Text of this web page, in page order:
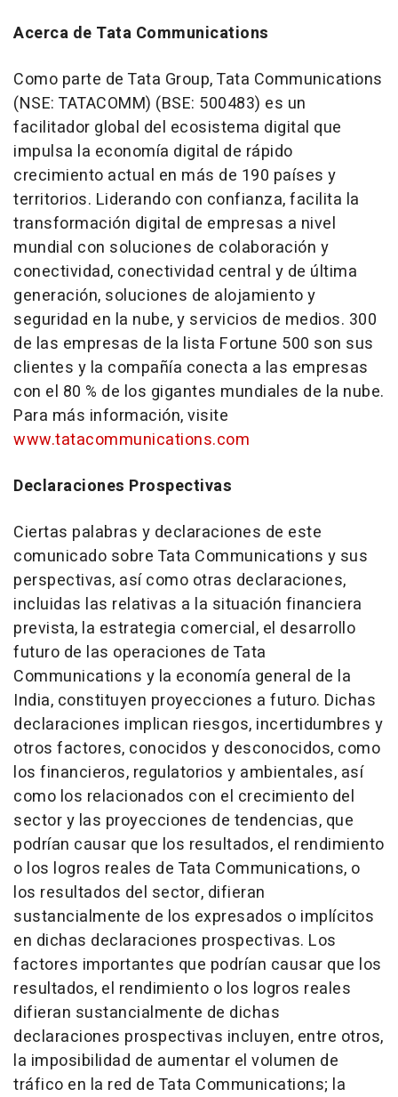
Acerca de Tata Communications
Como parte de Tata Group, Tata Communications
(NSE: TATACOMM) (BSE: 500483) es un
facilitador global del ecosistema digital que
impulsa la economía digital de rápido
crecimiento actual en más de 190 países y
territorios. Liderando con confianza, facilita la
transformación digital de empresas a nivel
mundial con soluciones de colaboración y
conectividad, conectividad central y de última
generación, soluciones de alojamiento y
seguridad en la nube, y servicios de medios. 300
de las empresas de la lista Fortune 500 son sus
clientes y la compañía conecta a las empresas
con el 80 % de los gigantes mundiales de la nube.
Para más información, visite
www.tatacommunications.com
Declaraciones Prospectivas
Ciertas palabras y declaraciones de este
comunicado sobre Tata Communications y sus
perspectivas, así como otras declaraciones,
incluidas las relativas a la situación financiera
prevista, la estrategia comercial, el desarrollo
futuro de las operaciones de Tata
Communications y la economía general de la
India, constituyen proyecciones a futuro. Dichas
declaraciones implican riesgos, incertidumbres y
otros factores, conocidos y desconocidos, como
los financieros, regulatorios y ambientales, así
como los relacionados con el crecimiento del
sector y las proyecciones de tendencias, que
podrían causar que los resultados, el rendimiento
o los logros reales de Tata Communications, o
los resultados del sector, difieran
sustancialmente de los expresados o implícitos
en dichas declaraciones prospectivas. Los
factores importantes que podrían causar que los
resultados, el rendimiento o los logros reales
difieran sustancialmente de dichas
declaraciones prospectivas incluyen, entre otros,
la imposibilidad de aumentar el volumen de
tráfico en la red de Tata Communications; la